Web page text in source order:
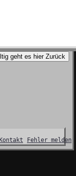
geht es hier Zurück
Kontakt Fehler melden